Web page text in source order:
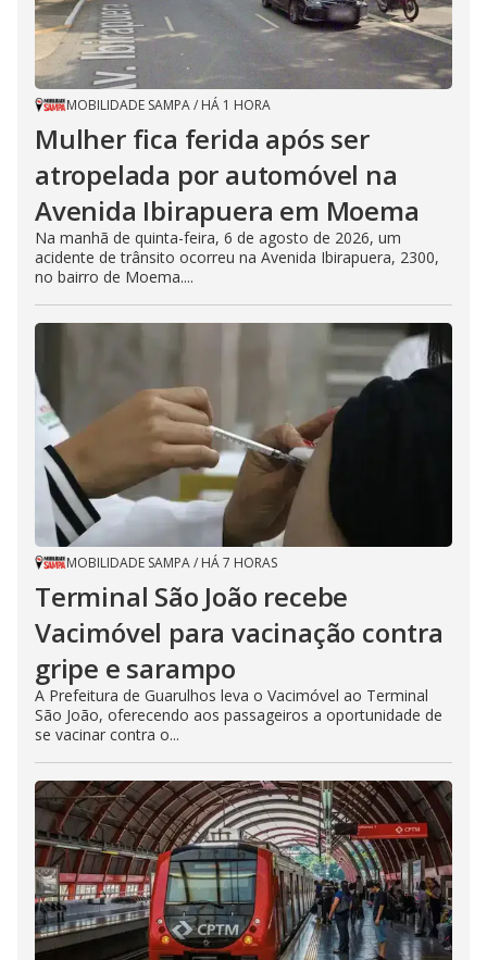
MOBILIDADE SAMPA/ HÁ 1 HORA
Mulher fica ferida após ser
atropelada por automóvel na
Avenida Ibirapuera em Moema
Na manhã de quinta-feira, 6 de agosto de 2026, um
acidente de trânsito ocorreu na Avenida Ibirapuera, 2300,
no bairro de Moema....
MOBILIDADE SAMPA/ HÁ 7 HORAS
Terminal São João recebe
Vacimóvel para vacinação contra
gripe e sarampo
A Prefeitura de Guarulhos leva o Vacimóvel ao Terminal
São João, oferecendo aos passageiros a oportunidade de
se vacinar contra o...